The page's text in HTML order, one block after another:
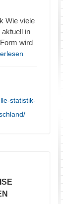
Wie viele
in
wird
statistik-